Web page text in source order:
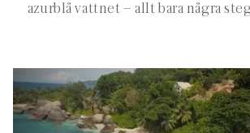
azurblå vattnet – allt bara några